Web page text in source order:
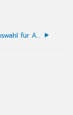
Druckerauswahl für Abrechnungslisten